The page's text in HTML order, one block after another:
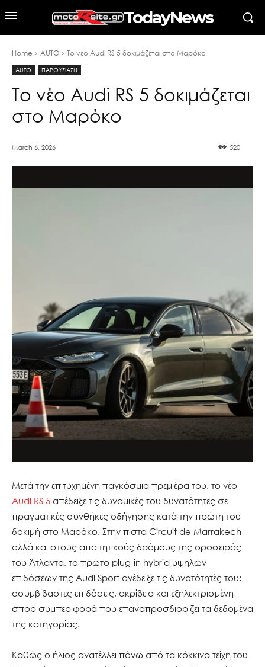
TodayNews
Home AUTO Το νέο Audi RS 5 δοκιμάζεται στο Μαρόκο
AUTO ΠΑΡΟΥΣΙΑΣΗ
Το νέο Audi RS 5 δοκιμάζεται
στο Μαρόκο
March 6, 2026 520
Μετά την επιτυχημένη παγκόσμια πρεμιέρα του, το νέο
Audi RS 5 απέδειξε τις δυναμικές του δυνατότητες σε
πραγματικές συνθήκες οδήγησης κατά την πρώτη του
δοκιμή στο Μαρόκο. Στην πίστα Circuit de Marrakech
αλλά και στους απαιτητικούς δρόμους της οροσειράς
του Άτλαντα, το πρώτο plug-in hybrid υψηλών
επιδόσεων της Audi Sport ανέδειξε τις δυνατότητές του:
ασυμβίβαστες επιδόσεις, ακρίβεια και εξηλεκτρισμένη
σπορ συμπεριφορά που επαναπροσδιορίζει τα δεδομένα
της κατηγορίας.
Καθώς ο ήλιος ανατέλλει πάνω από τα κόκκινα τείχη του